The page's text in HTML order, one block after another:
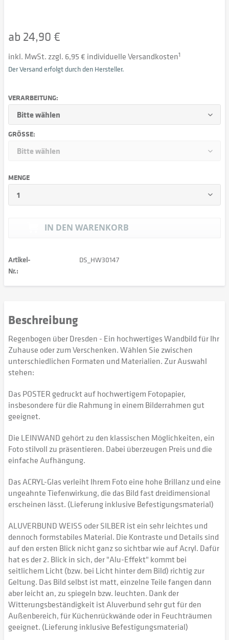
ab 24,90 €
inkl. MwSt. zzgl. 6,95 € individuelle Versandkosten1
Der Versand erfolgt durch den Hersteller.
VERARBEITUNG:
GRÖSSE:
MENGE
IN DEN WARENKORB
Artikel-
Nr.:
DS_HW30147
Beschreibung
Regenbogen über Dresden - Ein hochwertiges Wandbild für Ihr
Zuhause oder zum Verschenken. Wählen Sie zwischen
unterschiedlichen Formaten und Materialien. Zur Auswahl
stehen:
Das POSTER gedruckt auf hochwertigem Fotopapier,
insbesondere für die Rahmung in einem Bilderrahmen gut
geeignet.
Die LEINWAND gehört zu den klassischen Möglichkeiten, ein
Foto stilvoll zu präsentieren. Dabei überzeugen Preis und die
einfache Aufhängung.
Das ACRYL-Glas verleiht Ihrem Foto eine hohe Brillanz und eine
ungeahnte Tiefenwirkung, die das Bild fast dreidimensional
erscheinen lässt. (Lieferung inklusive Befestigungsmaterial)
ALUVERBUND WEISS oder SILBER ist ein sehr leichtes und
dennoch formstabiles Material. Die Kontraste und Details sind
auf den ersten Blick nicht ganz so sichtbar wie auf Acryl. Dafür
hat es der 2. Blick in sich, der "Alu-Effekt" kommt bei
seitlichem Licht (bzw. bei Licht hinter dem Bild) richtig zur
Geltung. Das Bild selbst ist matt, einzelne Teile fangen dann
aber leicht an, zu spiegeln bzw. leuchten. Dank der
Witterungsbeständigkeit ist Aluverbund sehr gut für den
Außenbereich, für Küchenrückwände oder in Feuchträumen
geeignet. (Lieferung inklusive Befestigungsmaterial)